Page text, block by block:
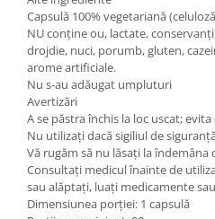
Capsulă 100% vegetariană
NU conține ou, lactate,
drojdie, nuci, porumb, gluten,
arome artificiale.
Nu s-au adăugat umpluturi
Avertizări
A se păstra închis la loc uscat;
Nu utilizați dacă sigiliul de
Vă rugăm să nu lăsați la îndemâna
Consultați medicul înainte de
sau alăptați, luați medicamente
Dimensiunea porției: 1 capsulă